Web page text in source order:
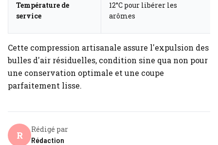
Température de
service
12°C pour libérer les
arômes
Cette compression artisanale assure l'expulsion des
bulles d'air résiduelles, condition sine qua non pour
une conservation optimale et une coupe
parfaitement lisse.
R
Rédigé par
Rédaction